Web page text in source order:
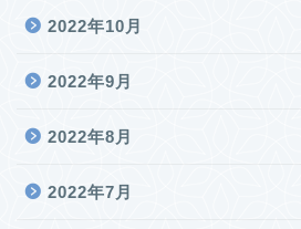
2022年10月
2022年9月
2022年8月
2022年7月